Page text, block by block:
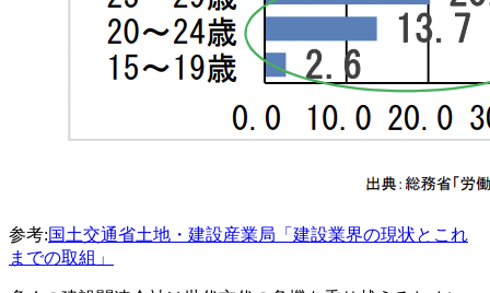
参考:国土交通省土地・建設産業局「建設業界の現状とこれ
までの取組」